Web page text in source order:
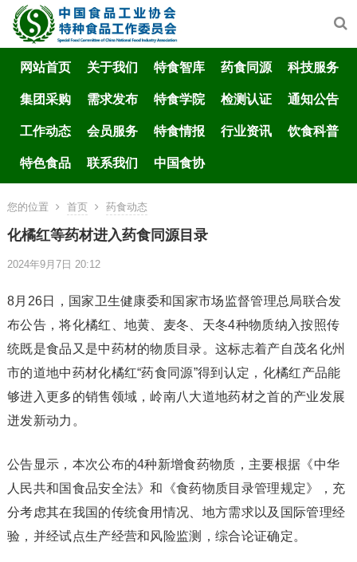
网站首页 关于我们 特食智库 药食同源 科技服务
集团采购 需求发布 特食学院 检测认证 通知公告
工作动态 会员服务 特食情报 行业资讯 饮食科普
特色食品 联系我们 中国食协
您的位置 首页 药食动态
化橘红等药材进入药食同源目录
2024年9月7日 20:12
8月26日，国家卫生健康委和国家市场监督管理总局联合发
布公告，将化橘红、地黄、麦冬、天冬4种物质纳入按照传
统既是食品又是中药材的物质目录。这标志着产自茂名化州
市的道地中药材化橘红“药食同源”得到认定，化橘红产品能
够进入更多的销售领域，岭南八大道地药材之首的产业发展
迸发新动力。
公告显示，本次公布的4种新增食药物质，主要根据《中华
人民共和国食品安全法》和《食药物质目录管理规定》，充
分考虑其在我国的传统食用情况、地方需求以及国际管理经
验，并经试点生产经营和风险监测，综合论证确定。